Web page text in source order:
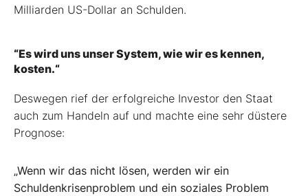
Milliarden US-Dollar an Schulden.
“Es wird uns unser System, wie wir es kennen,
kosten.“
Deswegen rief der erfolgreiche Investor den Staat
auch zum Handeln auf und machte eine sehr düstere
Prognose:
„Wenn wir das nicht lösen, werden wir ein
Schuldenkrisenproblem und ein soziales Problem